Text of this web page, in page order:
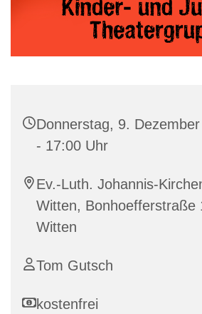
Donnerstag, 9.
- 17:00 Uhr
Ev.-Luth. Johannis-
Witten, Bonhoefferstraße
Witten
Tom Gutsch
kostenfrei